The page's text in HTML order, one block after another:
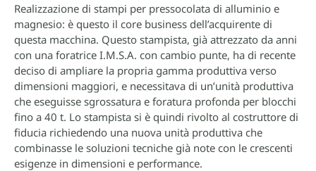
Realizzazione di stampi per pressocolata di alluminio e
magnesio: è questo il core business dell’acquirente di
questa macchina. Questo stampista, già attrezzato da anni
con una foratrice I.M.S.A. con cambio punte, ha di recente
deciso di ampliare la propria gamma produttiva verso
dimensioni maggiori, e necessitava di un’unità produttiva
che eseguisse sgrossatura e foratura profonda per blocchi
fino a 40 t. Lo stampista si è quindi rivolto al costruttore di
fiducia richiedendo una nuova unità produttiva che
combinasse le soluzioni tecniche già note con le crescenti
esigenze in dimensioni e performance.